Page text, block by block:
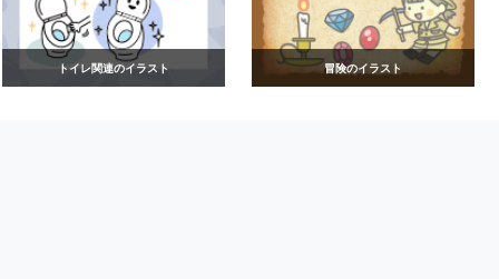
トイレ関連のイラスト 冒険のイラスト